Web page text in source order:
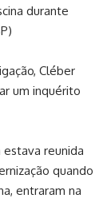
durante
Cléber
um inquérito
reunida
quando
entraram na